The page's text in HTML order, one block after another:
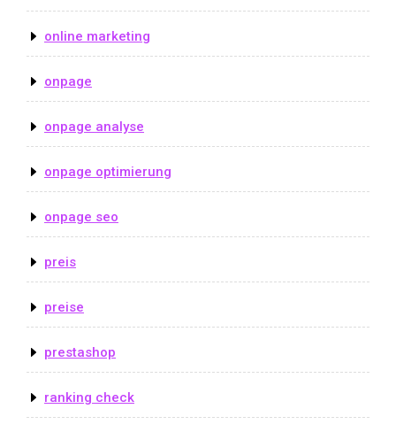
online marketing
onpage
onpage analyse
onpage optimierung
onpage seo
preis
preise
prestashop
ranking check